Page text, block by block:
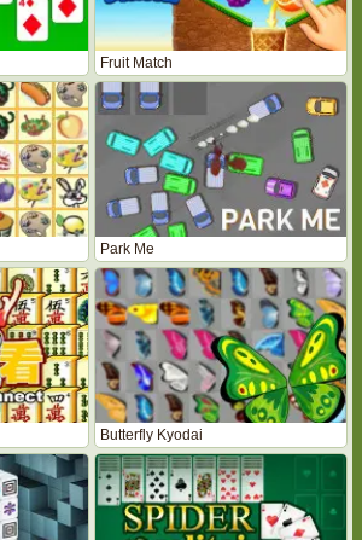
Fruit Match
Park Me
Butterfly Kyodai